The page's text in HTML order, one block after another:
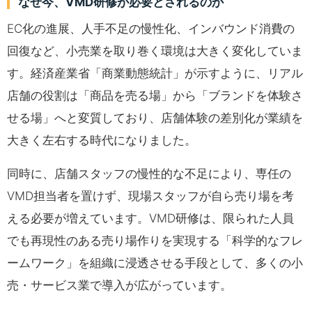
EC化の進展、人手不足の慢性化、インバウンド消費の
回復など、小売業を取り巻く環境は大きく変化していま
す。経済産業省「商業動態統計」が示すように、リアル
店舗の役割は「商品を売る場」から「ブランドを体験さ
せる場」へと変質しており、店舗体験の差別化が業績を
大きく左右する時代になりました。
同時に、店舗スタッフの慢性的な不足により、専任の
VMD担当者を置けず、現場スタッフが自ら売り場を考
える必要が増えています。VMD研修は、限られた人員
でも再現性のある売り場作りを実現する「科学的なフレ
ームワーク」を組織に浸透させる手段として、多くの小
売・サービス業で導入が広がっています。